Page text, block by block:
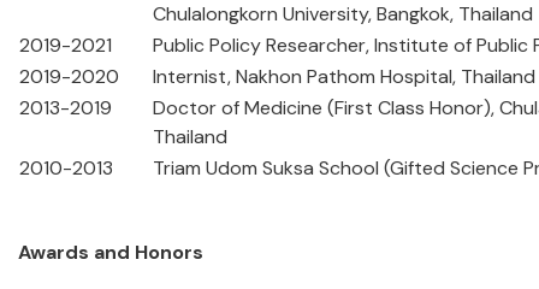
Chulalongkorn University, Bangkok, Thailand
2019-2021
Public Policy Researcher, Institute of
2019-2020
Internist, Nakhon Pathom Hospital, Thailand
2013-2019
Doctor of Medicine (First Class Honor),
Thailand
2010-2013
Triam Udom Suksa School (Gifted Science
Awards and Honors